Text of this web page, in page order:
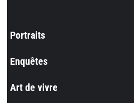
Portraits
Enquêtes
Art de vivre